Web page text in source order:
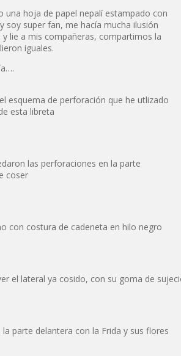
una hoja de papel nepalí estampado con
soy super fan, me hacía mucha ilusión
y lie a mis compañeras, compartimos la
iguales.
esquema de perforación que he utlizado
esta libreta
las perforaciones en la parte
coser
con costura de cadeneta en hilo negro
el lateral ya cosido, con su goma de
parte delantera con la Frida y sus flores